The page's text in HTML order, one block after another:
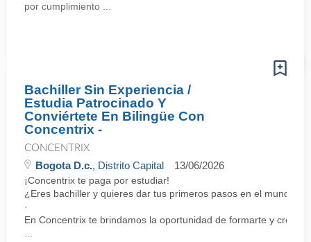
por cumplimiento ...
Bachiller Sin Experiencia /
Estudia Patrocinado Y
Conviértete En Bilingüe Con
Concentrix -
CONCENTRIX
Bogota D.c., Distrito Capital 13/06/2026
¡Concentrix te paga por estudiar!
¿Eres bachiller y quieres dar tus primeros pasos en el mundo
·
En Concentrix te brindamos la oportunidad de formarte y crecer